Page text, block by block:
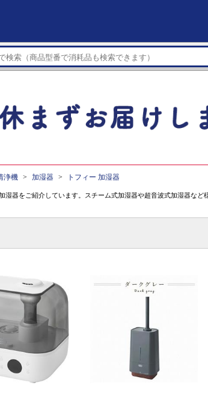
浄機 加湿器 トフィー 加湿器
湿器をご紹介しています。スチーム式加湿器や超音波式加湿器な